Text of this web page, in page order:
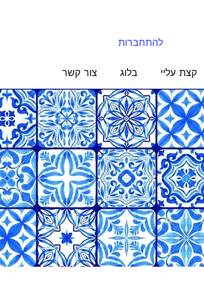
להתחברות
קצת עליי בלוג צור קשר